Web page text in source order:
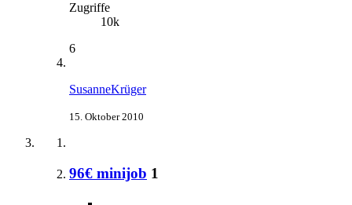
Zugriffe
10k
6
SusanneKrüger
15. Oktober 2010
96€ minijob 1